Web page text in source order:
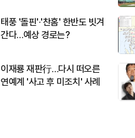
태풍 '돌핀'·'찬홈' 한반도 빗겨
간다…예상 경로는?
이재룡 재판行…다시 떠오른
연예계 '사고 후 미조치' 사례